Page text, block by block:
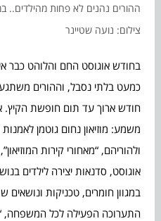
ההורים נהנים לא פחות מהילדים..
צילום: נועה שטיינר
בחודש אוגוסט החם והלוהט כבר
כמעט בלתי נסבל, וההורים
חודש ארוך עד תום חופשת הקיץ.
משמע: מוזיאון נחום גוטמן
ולהוריהם, “מאחורי קירות
אוגוסט, סדנאות יצירה לילדים
במגוון חומרים, טכניקות
התערוכה הפעילה לכל המשפחה,